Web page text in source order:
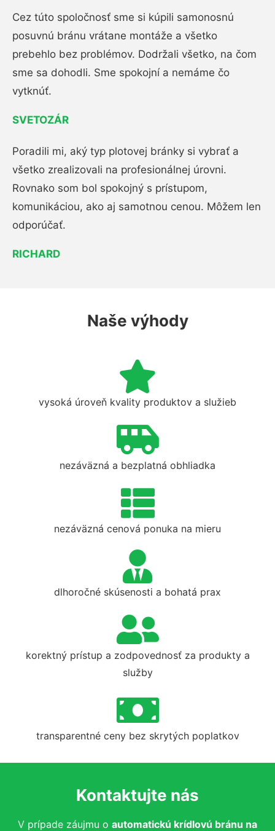
Cez túto spoločnosť sme si kúpili samonosnú
posuvnú bránu vrátane montáže a všetko
prebehlo bez problémov. Dodržali všetko, na čom
sme sa dohodli. Sme spokojní a nemáme čo
vytknúť.
SVETOZÁR
Poradili mi, aký typ plotovej bránky si vybrať a
všetko zrealizovali na profesionálnej úrovni.
Rovnako som bol spokojný s prístupom,
komunikáciou, ako aj samotnou cenou. Môžem len
odporúčať.
RICHARD
Naše výhody
vysoká úroveň kvality produktov a služieb
nezáväzná a bezplatná obhliadka
nezáväzná cenová ponuka na mieru
dlhoročné skúsenosti a bohatá prax
korektný prístup a zodpovednosť za produkty a
služby
transparentné ceny bez skrytých poplatkov
Kontaktujte nás
V prípade záujmu o automatickú krídlovú bránu na